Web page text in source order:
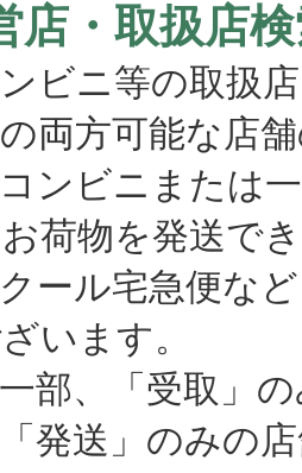
店・取扱店
ビニ等の取扱
両方可能な店
ビニまたは一
荷物を発送で
ル宅急便など
います。
、「受取」の
送」のみの店